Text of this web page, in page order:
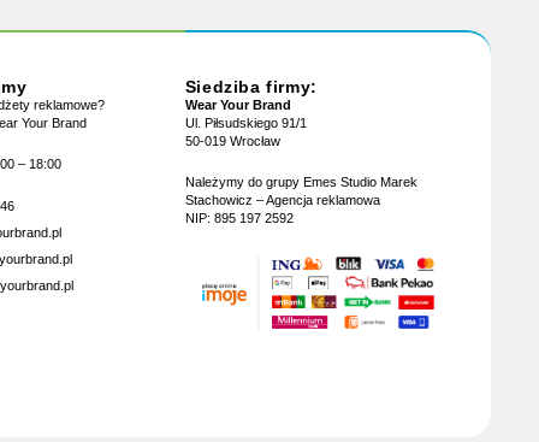
reklamowe?
Your Brand
– 18:00
Siedziba firmy:
Wear Your Brand
Ul. Piłsudskiego 91/1
50-019 Wrocław
Należymy do grupy Emes Studio Marek
Stachowicz – Agencja reklamowa
NIP: 895 197 2592